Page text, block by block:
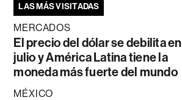
LAS MÁS VISITADAS
MERCADOS
El precio del dólar se debilita en
julio y América Latina tiene la
moneda más fuerte del mundo
MÉXICO